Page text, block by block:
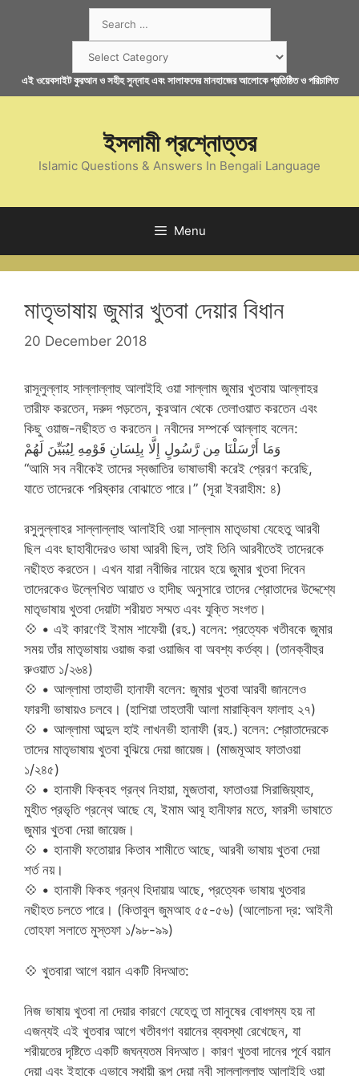
for:
এই ওয়েবসাইট কুরআন ও সহীহ সুন্নাহ এবং সালাফদের মানহাজের আলোকে প্রতিষ্ঠিত ও পরিচালিত
ইসলামী প্রশ্নোত্তর
Islamic Questions & Answers In Bengali Language
Menu
মাতৃভাষায় জুমার খুতবা দেয়ার বিধান
20 December 2018
রাসূলুল্লাহ সাল্লাল্লাহু আলাইহি ওয়া সাল্লাম জুমার খুতবায় আল্লাহর
তারীফ করতেন, দরুদ পড়তেন, কুরআন থেকে তেলাওয়াত করতেন এবং
কিছু ওয়াজ-নছীহত ও করতেন। নবীদের সম্পর্কে আল্লাহ বলেন:
وَمَا أَرْسَلْنَا مِن رَّسُولٍ إِلَّا بِلِسَانِ قَوْمِهِ لِيُبَيِّنَ لَهُمْ
“আমি সব নবীকেই তাদের স্বজাতির ভাষাভাষী করেই প্রেরণ করেছি,
যাতে তাদেরকে পরিষ্কার বোঝাতে পারে।” (সূরা ইবরাহীম: ৪)
রসুলুল্লাহর সাল্লাল্লাহু আলাইহি ওয়া সাল্লাম মাতৃভাষা যেহেতু আরবী
ছিল এবং ছাহাবীদেরও ভাষা আরবী ছিল, তাই তিনি আরবীতেই তাদেরকে
নছীহত করতেন। এখন যারা নবীজির নায়েব হয়ে জুমার খুতবা দিবেন
তাদেরকেও উল্লেখিত আয়াত ও হাদীছ অনুসারে তাদের শ্রোতাদের উদ্দেশ্যে
মাতৃভাষায় খুতবা দেয়াটা শরীয়ত সম্মত এবং যুক্তি সংগত।
💠 • এই কারণেই ইমাম শাফেয়ী (রহ.) বলেন: প্রত্যেক খতীবকে জুমার
সময় তাঁর মাতৃভাষায় ওয়াজ করা ওয়াজিব বা অবশ্য কর্তব্য। (তানক্বীহুর
রুওয়াত ১/২৬৪)
💠 • আল্লামা তাহাভী হানাফী বলেন: জুমার খুতবা আরবী জানলেও
ফারসী ভাষায়ও চলবে। (হাশিয়া তাহতাবী আলা মারাক্বিল ফালাহ ২৭)
💠 • আল্লামা আব্দুল হাই লাখনভী হানাফী (রহ.) বলেন: শ্রোতাদেরকে
তাদের মাতৃভাষায় খুতবা বুঝিয়ে দেয়া জায়েজ। (মাজমূআহ ফাতাওয়া
১/২৪৫)
💠 • হানাফী ফিক্বহ গ্রন্থ নিহায়া, মুজতাবা, ফাতাওয়া সিরাজিয়্যাহ,
মুহীত প্রভৃতি গ্রন্থে আছে যে, ইমাম আবূ হানীফার মতে, ফারসী ভাষাতে
জুমার খুতবা দেয়া জায়েজ।
💠 • হানাফী ফতোয়ার কিতাব শামীতে আছে, আরবী ভাষায় খুতবা দেয়া
শর্ত নয়।
💠 • হানাফী ফিকহ গ্রন্থ হিদায়ায় আছে, প্রত্যেক ভাষায় খুতবার
নছীহত চলতে পারে। (কিতাবুল জুমআহ ৫৫-৫৬) (আলোচনা দ্র: আইনী
তোহফা সলাতে মুস্তফা ১/৯৮-৯৯)
💠 খুতবারা আগে বয়ান একটি বিদআত:
নিজ ভাষায় খুতবা না দেয়ার কারণে যেহেতু তা মানুষের বোধগম্য হয় না
এজন্যই এই খুতবার আগে খতীবগণ বয়ানের ব্যবস্থা রেখেছেন, যা
শরীয়তের দৃষ্টিতে একটি জঘন্যতম বিদআত। কারণ খুতবা দানের পূর্বে বয়ান
দেয়া এবং ইহাকে এভাবে স্থায়ী রূপ দেয়া নবী সাল্লাল্লাহু আলাইহি ওয়া